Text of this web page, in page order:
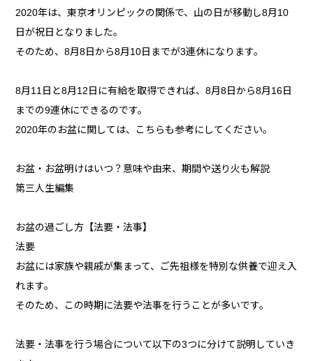
2020年は、東京オリンピックの関係で、山の日が移動し8月10
日が祝日となりました。
そのため、8月8日から8月10日までが3連休になります。
8月11日と8月12日に有給を取得できれば、8月8日から8月16日
までの9連休にできるのです。
2020年のお盆に関しては、こちらも参考にしてください。
お盆・お盆明けはいつ？意味や由来、期間や送り火も解説
第三人生編集
お盆の過ごし方【法要・法事】
法要
お盆には家族や親戚が集まって、ご先祖様を特別な供養で迎え入
れます。
そのため、この時期に法要や法事を行うことが多いです。
法要・法事を行う場合について以下の3つに分けて説明していき